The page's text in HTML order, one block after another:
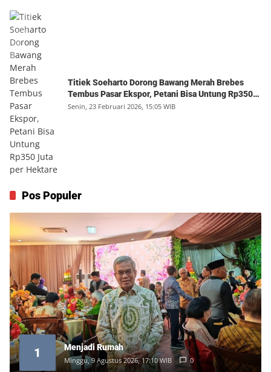
Titiek Soeharto Dorong Bawang Merah Brebes
Tembus Pasar Ekspor, Petani Bisa Untung Rp350
Juta per Hektare
Senin, 23 Februari 2026, 15:05 WIB
Pos Populer
1 Menjadi Rumah
Minggu, 9 Agustus 2026, 17:10 WIB 0